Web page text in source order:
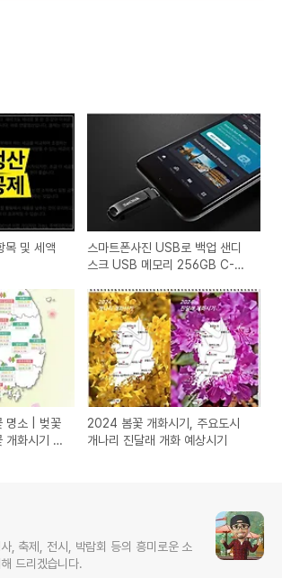
목 및 세액
스마트폰사진 USB로 백업 샌디
스크 USB 메모리 256GB C-
명소 | 벚꽃
개화시기 |
2024 봄꽃 개화시기, 주요도시
개나리 진달래 개화 예상시기
, 축제, 전시, 박람회 등의 흥미로운 소
드리겠습니다.